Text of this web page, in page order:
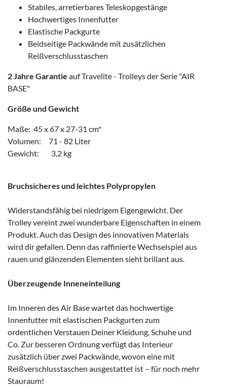
Stabiles, arretierbares Teleskopgestänge
Hochwertiges Innenfutter
Elastische Packgurte
Beidseitige Packwände mit zusätzlichen
Reißverschlusstaschen
2 Jahre Garantie auf Travelite - Trolleys der Serie "AIR
BASE"
Größe und Gewicht
Maße: 45 x 67 x 27-31 cm*
Volumen: 71 - 82 Liter
Gewicht: 3,2 kg
Bruchsicheres und leichtes Polypropylen
Widerstandsfähig bei niedrigem Eigengewicht. Der
Trolley vereint zwei wunderbare Eigenschaften in einem
Produkt. Auch das Design des innovativen Materials
wird dir gefallen. Denn das raffinierte Wechselspiel aus
rauen und glänzenden Elementen sieht brillant aus.
Überzeugende Inneneinteilung
Im Inneren des Air Base wartet das hochwertige
Innenfutter mit elastischen Packgurten zum
ordentlichen Verstauen Deiner Kleidung, Schuhe und
Co. Zur besseren Ordnung verfügt das Interieur
zusätzlich über zwei Packwände, wovon eine mit
Reißverschlusstaschen ausgestattet ist – für noch mehr
Stauraum!